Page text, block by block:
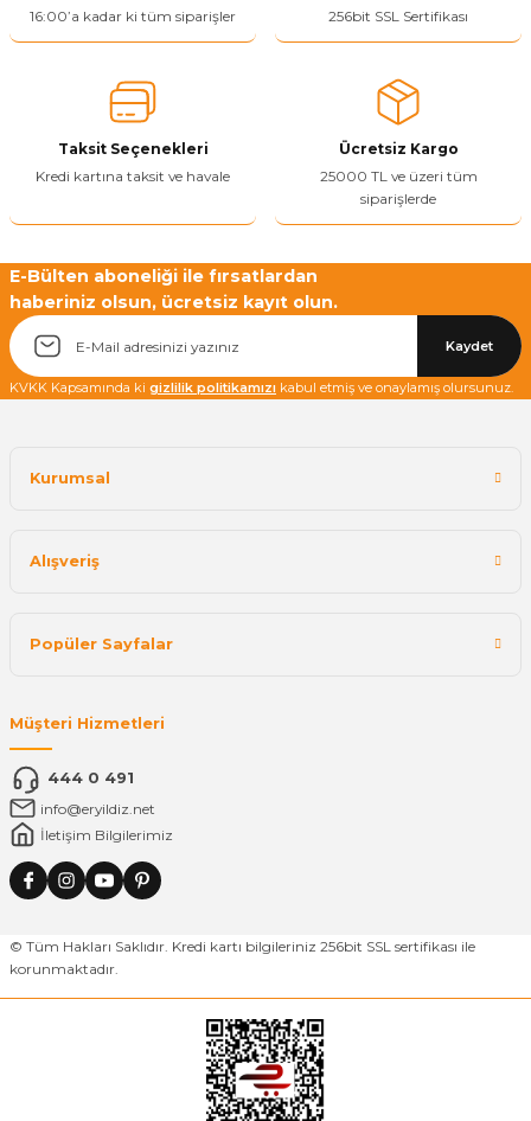
Ürün resmi kalitesiz, bozuk veya görüntülenemiyor.
Ürün bilgilerinde hatalar bulunuyor.
Ürün fiyatı diğer sitelerden daha pahalı.
Bu ürüne benzer farklı alternatifler olmalı.
Yetkiliye Gönder
16:00’a kadar ki tüm siparişler
256bit SSL Sertifikası
Taksit Seçenekleri
Kredi kartına taksit ve havale
Ücretsiz Kargo
25000 TL ve üzeri tüm
siparişlerde
E-Bülten aboneliği ile fırsatlardan
haberiniz olsun, ücretsiz kayıt olun.
Kaydet
KVKK Kapsamında ki gizlilik politikamızı kabul etmiş ve onaylamış olursunuz.
Kurumsal
Alışveriş
Popüler Sayfalar
Müşteri Hizmetleri
444 0 491
info@eryildiz.net
İletişim Bilgilerimiz
© Tüm Hakları Saklıdır. Kredi kartı bilgileriniz 256bit SSL sertifikası ile
korunmaktadır.